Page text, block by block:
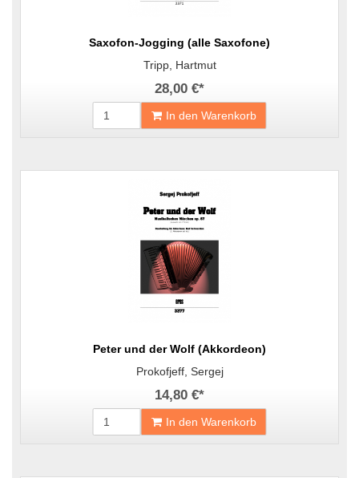
Saxofon-Jogging (alle Saxofone)
Tripp, Hartmut
28,00 €*
In den Warenkorb
Peter und der Wolf (Akkordeon)
Prokofjeff, Sergej
14,80 €*
In den Warenkorb